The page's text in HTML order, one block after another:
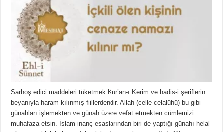
Sarhoş edici maddeleri tüketmek Kur’an-ı Kerim ve hadis-i şeriflerin
beyanıyla haram kılınmış fiillerdendir. Allah (celle celalühü) bu gibi
günahları işlemekten ve günah üzere vefat etmekten cümlemizi
muhafaza etsin. İslam inanç esaslarından biri de yaptığı günahı helal